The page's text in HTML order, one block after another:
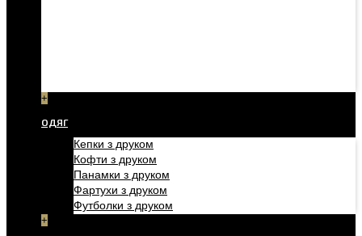
+
ОДЯГ
Кепки з друком
Кофти з друком
Панамки з друком
Фартухи з друком
Футболки з друком
+